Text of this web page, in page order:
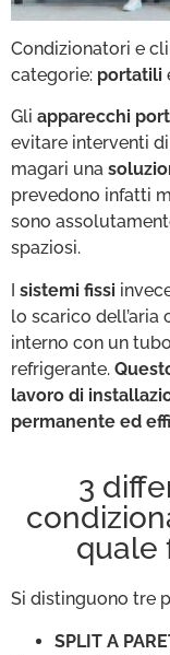
Condizionatori e
categorie: portatili
Gli apparecchi
evitare interventi
magari una
prevedono infatti
sono
spaziosi.
I sistemi fissi
lo scarico dell’aria
interno con un
refrigerante.
lavoro di
permanente ed
3
quale
Si distinguono tre
SPLIT A